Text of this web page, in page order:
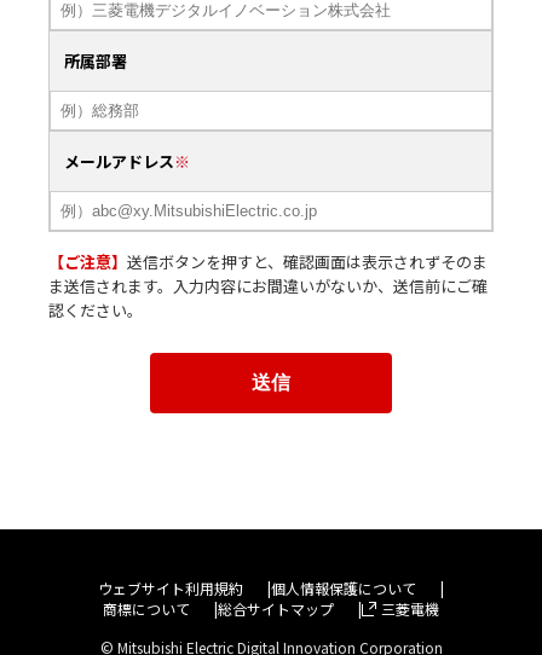
所属部署
メールアドレス
【ご注意】 送信ボタンを押すと、確認画面は表示されずそのま
ま送信されます。入力内容にお間違いがないか、送信前にご確
認ください。
ウェブサイト利用規約
個人情報保護について
商標について
総合サイトマップ
三菱電機
© Mitsubishi Electric Digital Innovation Corporation